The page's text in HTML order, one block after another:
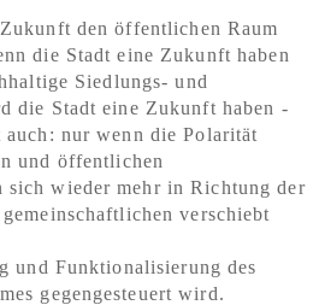
den öffentlichen Raum
die Stadt eine Zukunft haben
Siedlungs- und
die Stadt eine Zukunft haben -
auch: nur wenn die Polarität
und öffentlichen
sich wieder mehr in Richtung der
verschiebt
und Funktionalisierung des
gegengesteuert wird.